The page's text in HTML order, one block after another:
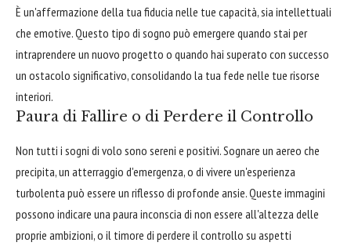
È un'affermazione della tua fiducia nelle tue capacità, sia intellettuali
che emotive. Questo tipo di sogno può emergere quando stai per
intraprendere un nuovo progetto o quando hai superato con successo
un ostacolo significativo, consolidando la tua fede nelle tue risorse
interiori.
Paura di Fallire o di Perdere il Controllo
Non tutti i sogni di volo sono sereni e positivi. Sognare un aereo che
precipita, un atterraggio d'emergenza, o di vivere un'esperienza
turbolenta può essere un riflesso di profonde ansie. Queste immagini
possono indicare una paura inconscia di non essere all'altezza delle
proprie ambizioni, o il timore di perdere il controllo su aspetti